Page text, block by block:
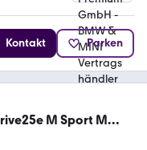
Kontakt Parken
M Sport M
Up DAB